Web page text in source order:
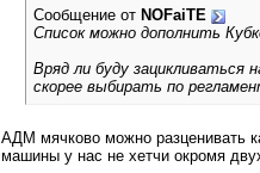
Сообщение от NOFaiTE
Список можно дополнить
Вряд ли буду зацикливаться
скорее выбирать по
АДМ мячково можно разценивать
машины у нас не хетчи окромя